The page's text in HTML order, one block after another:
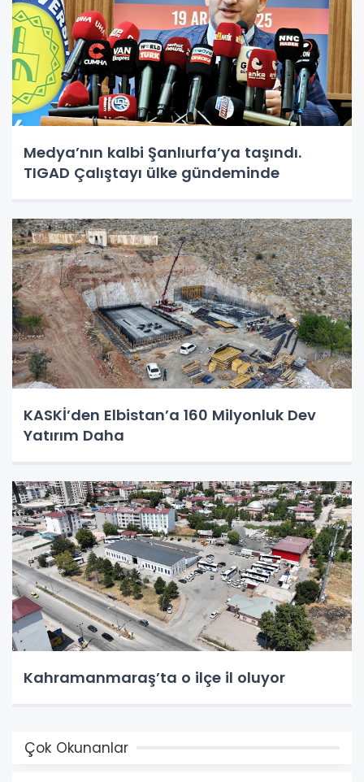
Medya’nın kalbi Şanlıurfa’ya taşındı.
TIGAD Çalıştayı ülke gündeminde
KASKİ’den Elbistan’a 160 Milyonluk Dev
Yatırım Daha
Kahramanmaraş’ta o ilçe il oluyor
Çok Okunanlar